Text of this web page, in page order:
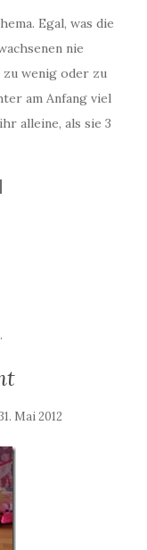
Egal, was die
nie
zu wenig oder zu
am Anfang viel
alleine, als sie 3
Mai 2012